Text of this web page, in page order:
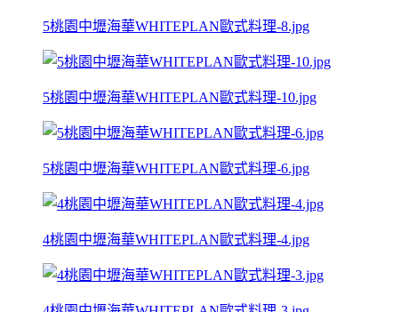
5桃園中壢海華WHITEPLAN歐式料理-8.jpg
5桃園中壢海華WHITEPLAN歐式料理-10.jpg
5桃園中壢海華WHITEPLAN歐式料理-6.jpg
4桃園中壢海華WHITEPLAN歐式料理-4.jpg